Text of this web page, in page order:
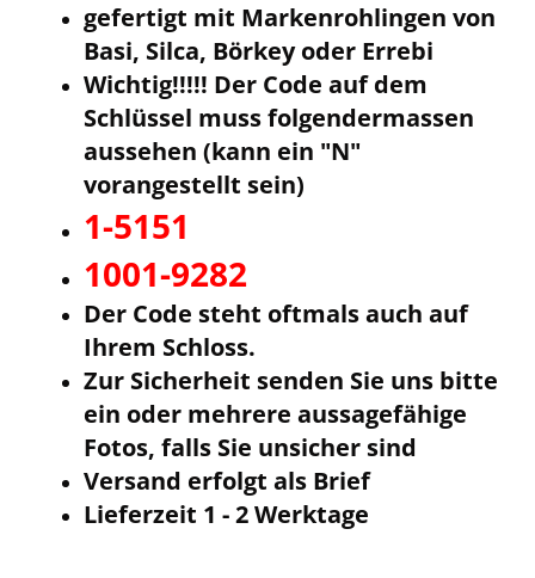
gefertigt mit Markenrohlingen von
Basi, Silca, Börkey oder Errebi
Wichtig!!!!! Der Code auf dem
Schlüssel mussfolgendermassen
aussehen (kann ein "N"
vorangestellt sein)
1-5151
1001-9282
Der Code steht oftmals auch auf
Ihrem Schloss.
Zur Sicherheit senden Sie uns bitte
ein oder mehrere aussagefähige
Fotos, falls Sie unsicher sind
Versand erfolgt als Brief
Lieferzeit 1 - 2 Werktage